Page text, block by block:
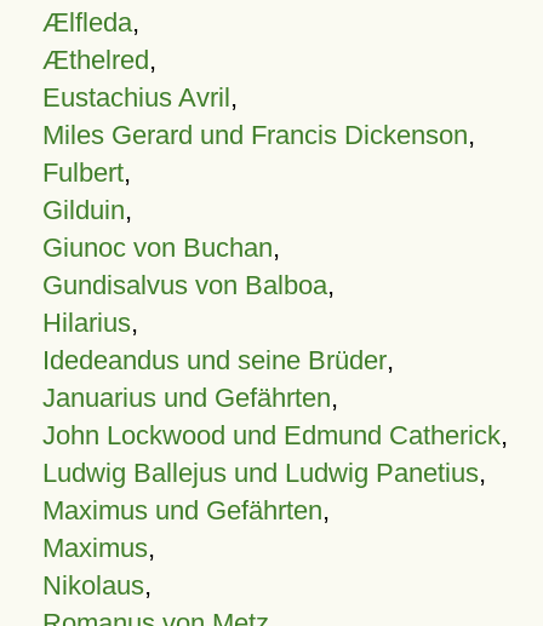
Ælfleda,
Æthelred,
Eustachius Avril,
Miles Gerard und Francis Dickenson,
Fulbert,
Gilduin,
Giunoc von Buchan,
Gundisalvus von Balboa,
Hilarius,
Idedeandus und seine Brüder,
Januarius und Gefährten,
John Lockwood und Edmund Catherick,
Ludwig Ballejus und Ludwig Panetius,
Maximus und Gefährten,
Maximus,
Nikolaus,